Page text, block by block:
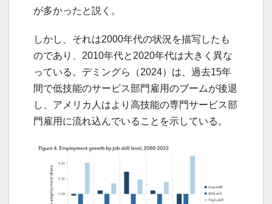
が多かったと説く。
しかし、それは2000年代の状況を描写したも
のであり、2010年代と2020年代は大きく異な
っている。デミングら（2024）は、過去15年
間で低技能のサービス部門雇用のブームが後退
し、アメリカ人はより高技能の専門サービス部
門雇用に流れ込んでいることを示している。